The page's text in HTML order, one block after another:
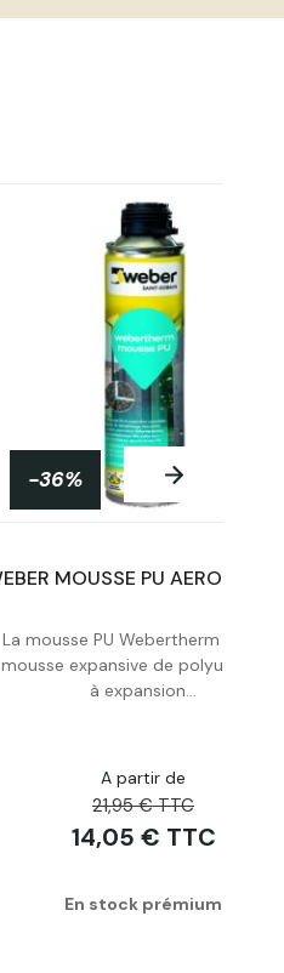
Acheter
-36%
La mousse PU Webertherm est une
mousse expansive de polyuréthane
à expansion...
A partir de
21,95 € TTC
14,05 € TTC
En stock prémium